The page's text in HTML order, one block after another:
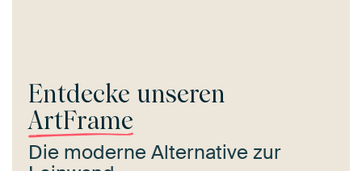
Entdecke unseren
ArtFrame
Die moderne Alternative zur